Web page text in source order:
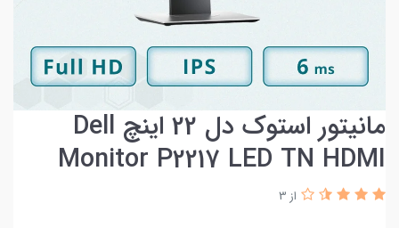
مانیتور استوک دل 22 اینچ Dell
Monitor P2217 LED TN HDMI
از 3